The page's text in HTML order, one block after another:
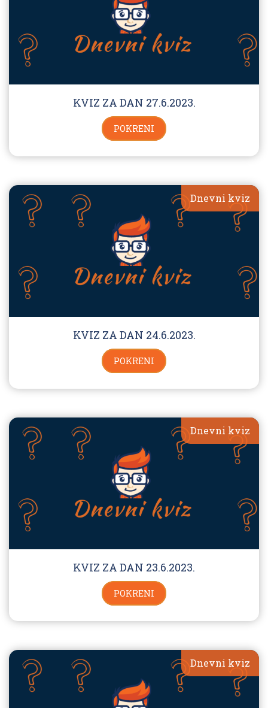
KVIZ ZA DAN 27.6.2023.
POKRENI
Dnevni kviz
KVIZ ZA DAN 24.6.2023.
POKRENI
Dnevni kviz
KVIZ ZA DAN 23.6.2023.
POKRENI
Dnevni kviz